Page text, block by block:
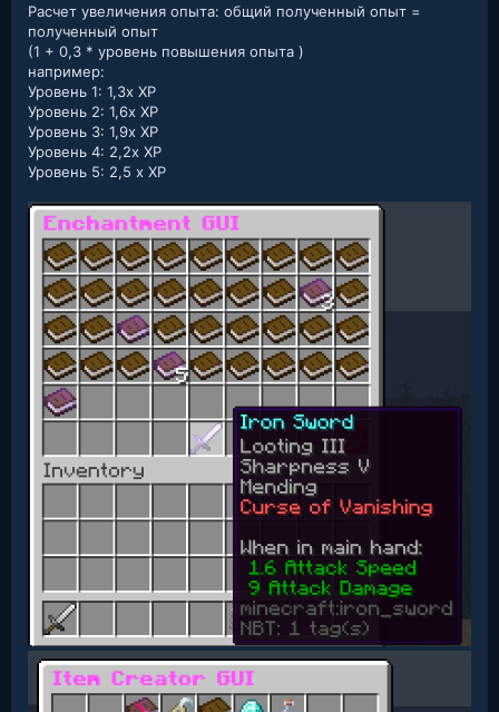
Расчет увеличения опыта: общий полученный опыт =
полученный опыт
(1 + 0,3 * уровень повышения опыта )
например:
Уровень 1: 1,3x XP
Уровень 2: 1,6x XP
Уровень 3: 1,9x XP
Уровень 4: 2,2x XP
Уровень 5: 2,5 x XP